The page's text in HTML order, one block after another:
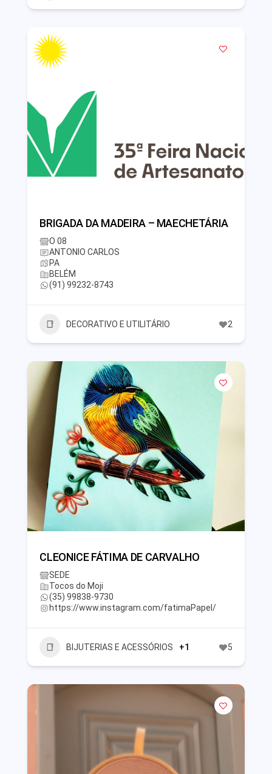
BRIGADA DA MADEIRA – MAECHETÁRIA
O 08
ANTONIO CARLOS
PA
BELÉM
(91) 99232-8743
DECORATIVO E UTILITÁRIO 2
CLEONICE FÁTIMA DE CARVALHO
SEDE
Tocos do Moji
(35) 99838-9730
https://www.instagram.com/fatimaPapel/
BIJUTERIAS E ACESSÓRIOS +1 5